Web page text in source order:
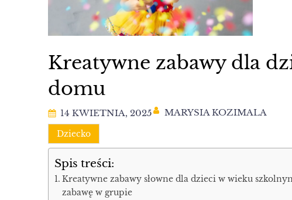
Kreatywne zabawy dla
domu
14 KWIETNIA, 2025 MARYSIA KOZIMALA
Dziecko
Spis treści:
Kreatywne zabawy słowne dla dzieci w wieku
zabawę w grupie